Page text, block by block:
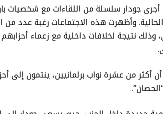
جودار سلسلة من اللقاءات مع شخصيات
وأظهرت هذه الاجتماعات رغبة عدد من
وذلك نتيجة لخلافات داخلية مع زعماء
من عشرة نواب برلمانيين، ينتمون إلى